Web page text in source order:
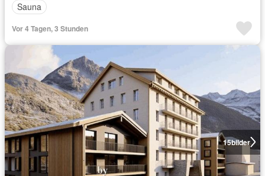
Sauna
Vor 4 Tagen, 3 Stunden
15bilder